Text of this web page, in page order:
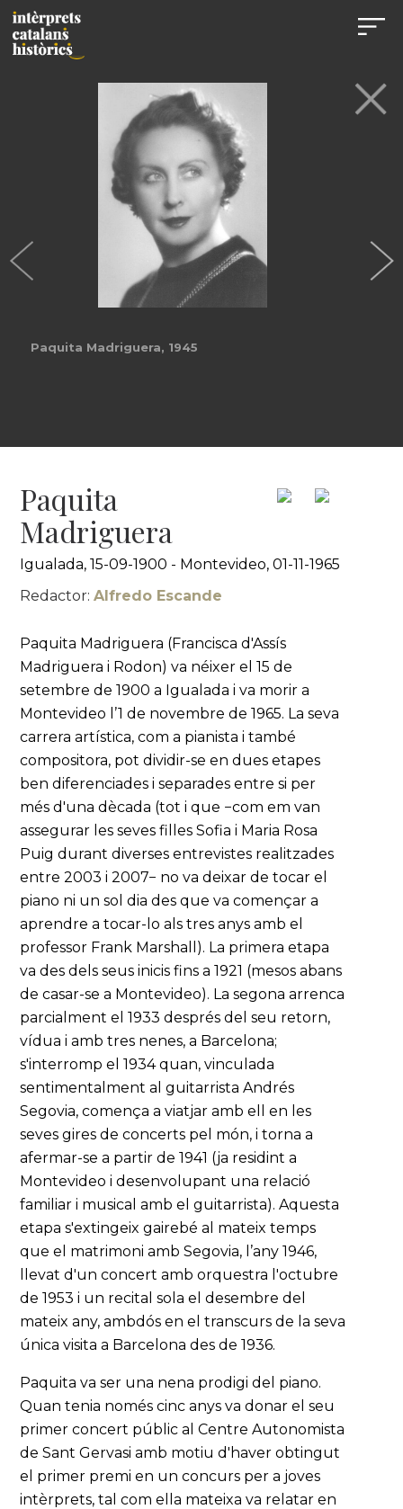
Paquita Madriguera, 1945
Paquita
Madriguera
Igualada, 15-09-1900 - Montevideo, 01-11-1965
Redactor:Alfredo Escande
Paquita Madriguera (Francisca d'Assís
Madriguera i Rodon) va néixer el 15 de
setembre de 1900 a Igualada i va morir a
Montevideo l’1 de novembre de 1965. La seva
carrera artística, com a pianista i també
compositora, pot dividir-se en dues etapes
ben diferenciades i separades entre si per
més d'una dècada (tot i que −com em van
assegurar les seves filles Sofia i Maria Rosa
Puig durant diverses entrevistes realitzades
entre 2003 i 2007− no va deixar de tocar el
piano ni un sol dia des que va començar a
aprendre a tocar-lo als tres anys amb el
professor Frank Marshall). La primera etapa
va des dels seus inicis fins a 1921 (mesos abans
de casar-se a Montevideo). La segona arrenca
parcialment el 1933 després del seu retorn,
vídua i amb tres nenes, a Barcelona;
s'interromp el 1934 quan, vinculada
sentimentalment al guitarrista Andrés
Segovia, comença a viatjar amb ell en les
seves gires de concerts pel món, i torna a
afermar-se a partir de 1941 (ja residint a
Montevideo i desenvolupant una relació
familiar i musical amb el guitarrista). Aquesta
etapa s'extingeix gairebé al mateix temps
que el matrimoni amb Segovia, l’any 1946,
llevat d'un concert amb orquestra l'octubre
de 1953 i un recital sola el desembre del
mateix any, ambdós en el transcurs de la seva
única visita a Barcelona des de 1936.
Paquita va ser una nena prodigi del piano.
Quan tenia només cinc anys va donar el seu
primer concert públic al Centre Autonomista
de Sant Gervasi amb motiu d'haver obtingut
el primer premi en un concurs per a joves
intèrprets, tal com ella mateixa va relatar en